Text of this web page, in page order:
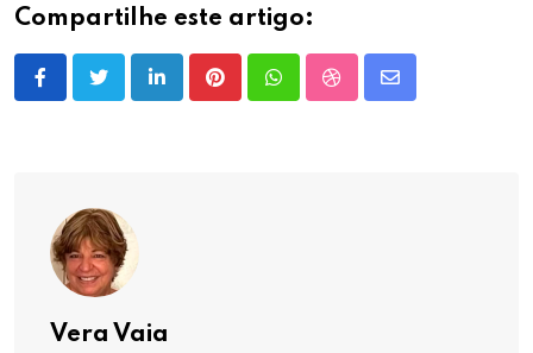
Compartilhe este artigo:
LinkedInPinterestWhatsappStumbleUpon
Share
Vera Vaia